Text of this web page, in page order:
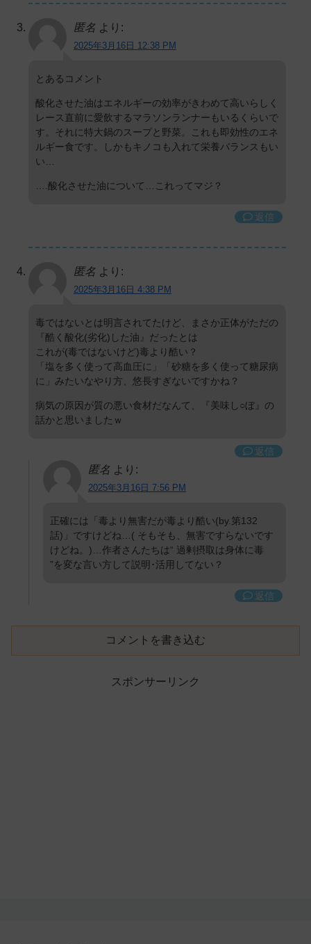
匿名 より:
2025年3月16日 12:38 PM
とあるコメント
酸化させた油はエネルギーの効率がきわめて高いらしく
レース直前に愛飲するマラソンランナーもいるくらいで
す。それに特大鍋のスープと野菜。これも即効性のエネ
ルギー食です。しかもキノコも入れて栄養バランスもい
い…
….酸化させた油について…これってマジ？
返信
匿名 より:
2025年3月16日 4:38 PM
毒ではないとは明言されてたけど、まさか正体がただの
『酷く酸化(劣化)した油』だったとは
これが(毒ではないけど)毒より酷い？
「塩を多く使って高血圧に」「砂糖を多く使って糖尿病
に」みたいなやり方、悠長すぎないですかね？
病気の原因が質の悪い食材だなんて、『美味し○ぼ』の
話かと思いましたｗ
返信
匿名 より:
2025年3月16日 7:56 PM
正確には「毒より無害だが毒より酷い(by.第132
話)」ですけどね…( そもそも、無害ですらないです
けどね。)…作者さんたちは“ 過剰摂取は身体に毒
”を変な言い方して説明･活用してない？
返信
コメントを書き込む
スポンサーリンク